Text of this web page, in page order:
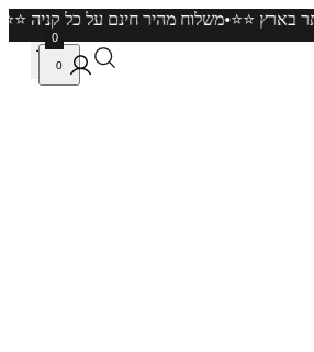
משלוח מהיר חינם•הטובים ביותר בארץ ⭐️⭐️
0
0